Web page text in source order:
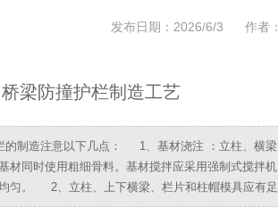
发布日期： 2026/6/3 作者：
梁防撞护栏制造工艺
的制造注意以下几点： 1、基材浇注 ：立柱、横
材同时使用粗细骨料。基材搅拌应采用强制式搅拌
匀。 2、立柱、上下横梁、栏片和柱帽模具应有